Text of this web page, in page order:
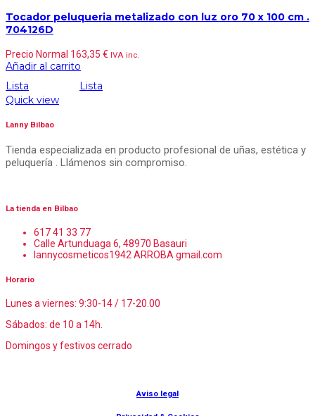
Tocador peluqueria metalizado con luz oro 70 x 100 cm .
704126D
Precio Normal 163,35 € IVA inc.
Añadir al carrito
Lista
Lista
Quick view
Lanny Bilbao
Tienda especializada en producto profesional de uñas, estética y
peluquería . Llámenos sin compromiso.
La tienda en Bilbao
617 41 33 77
Calle Artunduaga 6, 48970 Basauri
lannycosmeticos1942 ARROBA gmail.com
Horario
Lunes a viernes: 9:30-14 / 17-20.00
Sábados: de 10 a 14h.
Domingos y festivos cerrado
Aviso legal